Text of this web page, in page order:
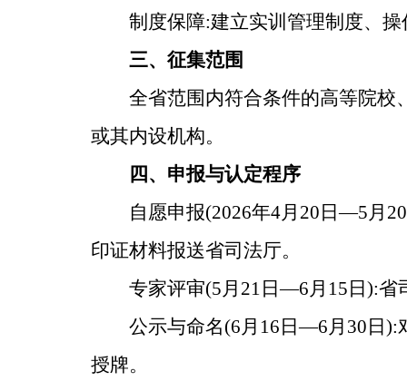
制度保障:建立实训管理制度、
三、征集范围
全省范围内符合条件的高等院校
或其内设机构。
四、申报与认定程序
自愿申报(2026年4月20日—5月
印证材料报送省司法厅。
专家评审(5月21日—6月15日):省
公示与命名(6月16日—6月30日):
授牌。